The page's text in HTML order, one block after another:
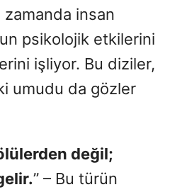
zamanda insan
psikolojik etkilerini
işliyor. Bu diziler,
umudu da gözler
değil;
” – Bu türün